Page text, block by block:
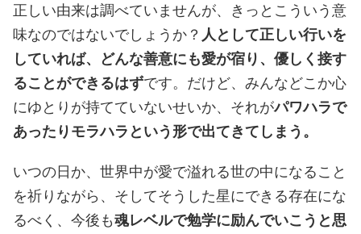
正しい由来は調べていませんが、きっとこういう意
味なのではないでしょうか？ 人として正しい行いを
していれば、どんな善意にも愛が宿り、優しく接す
ることができるはずです。だけど、みんなどこか心
にゆとりが持てていないせいか、それがパワハラで
あったりモラハラという形で出てきてしまう。
いつの日か、世界中が愛で溢れる世の中になること
を祈りながら、そしてそうした星にできる存在にな
るべく、今後も魂レベルで勉学に励んでいこうと思